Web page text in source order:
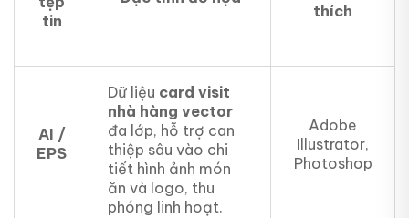
tin
thích
AI /
EPS
Dữ liệu card visit
nhà hàng vector
đa lớp, hỗ trợ can
thiệp sâu vào chi
tiết hình ảnh món
ăn và logo, thu
phóng linh hoạt.
Adobe
Illustrator,
Photoshop